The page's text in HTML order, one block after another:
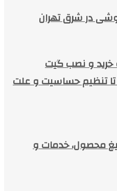
در شرق تهران
خرید و نصب گیت
تنظیم حساسیت و علت
محصول، خدمات و